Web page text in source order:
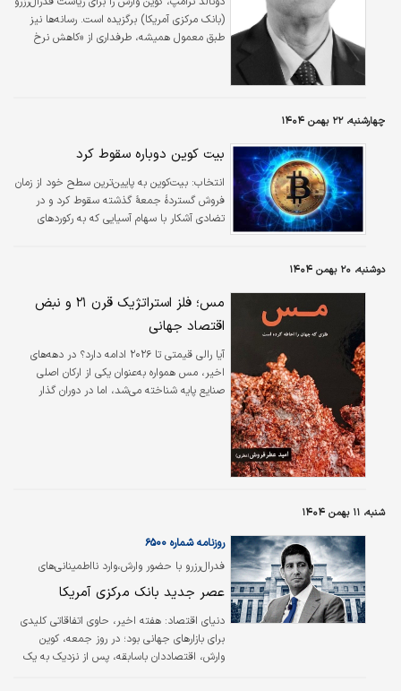
(بانک مرکزی آمریکا) برگزیده است. رسانه‌ها نیز
طبق معمول همیشه، طرفداری از «کاهش نرخ
این اصل حیاتی در تحلیل‌ها نهادینه نشود، چاره‌ای
جز تکرار آن نیست.
چهارشنبه، ۲۲ بهمن ۱۴۰۴
بیت کوین دوباره سقوط کرد
انتخاب: بیت‌کوین به پایین‌ترین سطح خود از زمان
فروش گستردهٔ جمعهٔ گذشته سقوط کرد و در
تضادی آشکار با سهام آسیایی که به رکوردهای
دوشنبه، ۲۰ بهمن ۱۴۰۴
مس؛ فلز استراتژیک قرن ۲۱ و نبض
اقتصاد جهانی
آیا رالی قیمتی تا ۲۰۲۶ ادامه دارد؟ در دهه‌های
اخیر، مس همواره به‌عنوان یکی از ارکان اصلی
صنایع پایه شناخته می‌شد، اما در دوران گذار
شنبه، ۱۱ بهمن ۱۴۰۴
فدرال‌رزرو با حضور وارش،‌وارد نااطمینانی‌های
روزنامه شماره ۶۵۰۰
عصر جدید بانک مرکزی آمریکا
دنیای اقتصاد:‌ هفته اخیر، حاوی اتفاقاتی کلیدی
برای بازارهای جهانی بود؛ در روز جمعه، کوین
وارش، اقتصاددان باسابقه، پس از نزدیک به یک